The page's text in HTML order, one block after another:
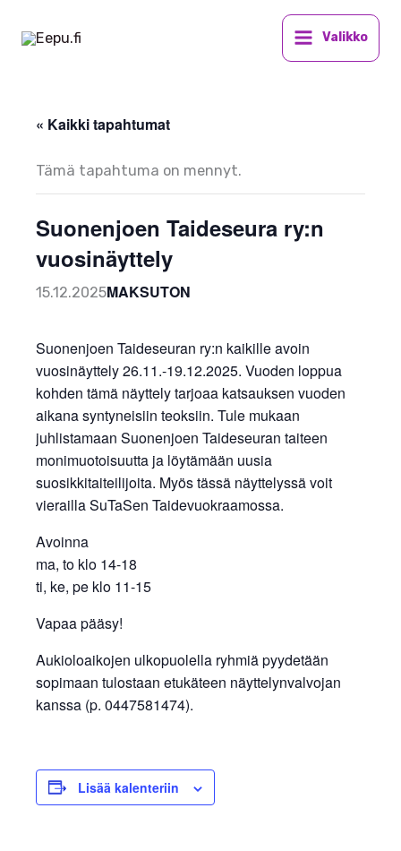
sisältöön
Valikko
« Kaikki tapahtumat
Tämä tapahtuma on mennyt.
Suonenjoen Taideseura ry:n
vuosinäyttely
15.12.2025MAKSUTON
Suonenjoen Taideseuran ry:n kaikille avoin
vuosinäyttely 26.11.-19.12.2025. Vuoden loppua
kohden tämä näyttely tarjoaa katsauksen vuoden
aikana syntyneisiin teoksiin. Tule mukaan
juhlistamaan Suonenjoen Taideseuran taiteen
monimuotoisuutta ja löytämään uusia
suosikkitaiteilijoita. Myös tässä näyttelyssä voit
vierailla SuTaSen Taidevuokraamossa.
Avoinna
ma, to klo 14-18
ti, ke, pe klo 11-15
Vapaa pääsy!
Aukioloaikojen ulkopuolella ryhmiä pyydetään
sopimaan tulostaan etukäteen näyttelynvalvojan
kanssa (p. 0447581474).
Lisää kalenteriin